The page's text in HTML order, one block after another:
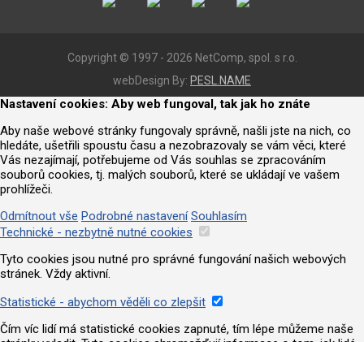
Copyright © 1997 - 2026 NetComp, spol. s r.o.
webDesign By: PESL.NAME
Nastavení cookies: Aby web fungoval, tak jak ho znáte
Aby naše webové stránky fungovaly správně, našli jste na nich, co
hledáte, ušetřili spoustu času a nezobrazovaly se vám věci, které
Vás nezajímají, potřebujeme od Vás souhlas se zpracováním
souborů cookies, tj. malých souborů, které se ukládají ve vašem
prohlížeči.
Odmítnout vše Podrobné nastavení Souhlasím
Technické - nezbytně nutné cookies
Tyto cookies jsou nutné pro správné fungování našich webových
stránek. Vždy aktivní.
Statistické - abychom věděli co zlepšit
Čím víc lidí má statistické cookies zapnuté, tím lépe můžeme naše